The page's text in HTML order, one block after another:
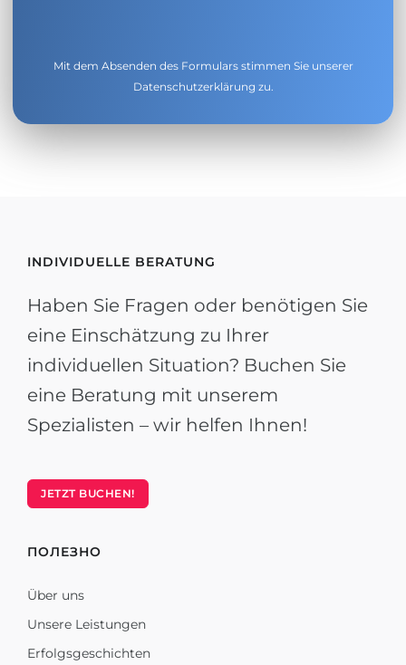
Mit dem Absenden des Formulars stimmen Sie unserer
Datenschutzerklärung zu.
INDIVIDUELLE BERATUNG
Haben Sie Fragen oder benötigen Sie
eine Einschätzung zu Ihrer
individuellen Situation? Buchen Sie
eine Beratung mit unserem
Spezialisten – wir helfen Ihnen!
JETZT BUCHEN!
ПОЛЕЗНО
Über uns
Unsere Leistungen
Erfolgsgeschichten